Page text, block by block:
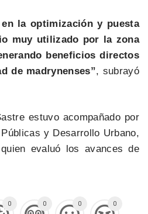
en la optimización y puesta
muy utilizado por la zona
beneficios directos
de madrynenses”, subrayó
estuvo acompañado por
y Desarrollo Urbano,
evaluó los avances de
0 0 0 0